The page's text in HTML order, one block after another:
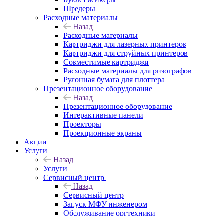
Шредеры
Расходные материалы
Назад
Расходные материалы
Картриджи для лазерных принтеров
Картриджи для струйных принтеров
Совместимые картриджи
Расходные материалы для ризографов
Рулонная бумага для плоттера
Презентационное оборудование
Назад
Презентационное оборудование
Интерактивные панели
Проекторы
Проекционные экраны
Акции
Услуги
Назад
Услуги
Сервисный центр
Назад
Сервисный центр
Запуск МФУ инженером
Обслуживание оргтехники